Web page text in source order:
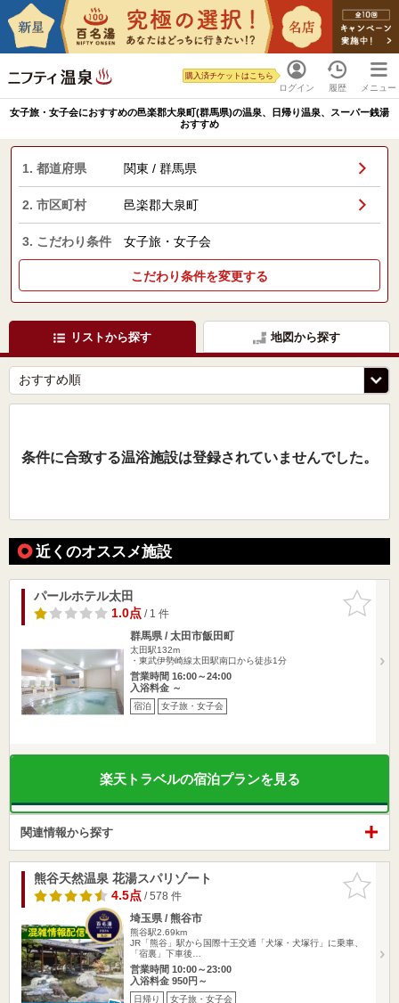
ログイン
購入済チケットはこちら
履歴 メニュー
女子旅・女子会におすすめの邑楽郡大泉町(群馬県)の温泉、日帰り温泉、スーパー銭湯
おすすめ
1. 都道府県 関東 / 群馬県
2. 市区町村 邑楽郡大泉町
3. こだわり条件 女子旅・女子会
こだわり条件を変更する
リストから探す 地図から探す
条件に合致する温浴施設は登録されていませんでした。
近くのオススメ施設
お気に入
りに追加
パールホテル太田
1.0点/ 1 件
群馬県 / 太田市飯田町
太田駅132m
・東武伊勢崎線太田駅南口から徒歩1分
営業時間 16:00～24:00
入浴料金 ～
宿泊 女子旅・女子会
楽天トラベルの宿泊プランを見る
関連情報から探す
お気に入
りに追加
熊谷天然温泉 花湯スパリゾート
4.5点/ 578 件
埼玉県 / 熊谷市
熊谷駅2.69km
JR「熊谷」駅から国際十王交通「犬塚・犬塚行」に乗車、
「宿裏」下車後…
営業時間 10:00～23:00
入浴料金 950円～
日帰り 女子旅・女子会